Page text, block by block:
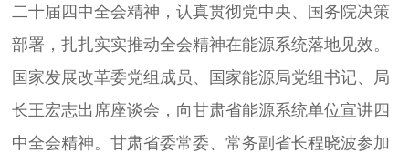
二十届四中全会精神，认真贯彻党中央、国务院决策
部署，扎扎实实推动全会精神在能源系统落地见效。
国家发展改革委党组成员、国家能源局党组书记、局
长王宏志出席座谈会，向甘肃省能源系统单位宣讲四
中全会精神。甘肃省委常委、常务副省长程晓波参加